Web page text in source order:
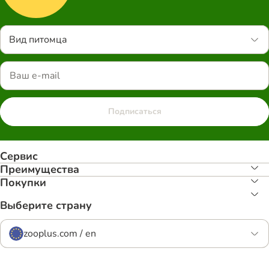
Вид питомца
Подписаться
Сервис
Преимуществa
Покупки
Выберите страну
zooplus.com / en